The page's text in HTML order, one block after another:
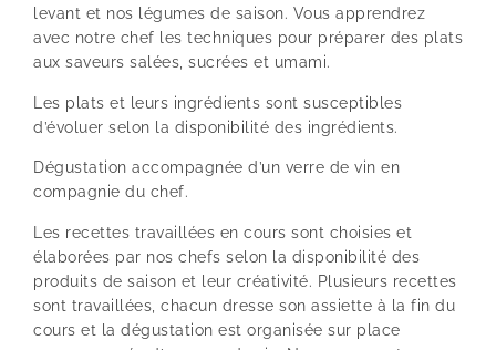
levant et nos légumes de saison. Vous apprendrez
avec notre chef les techniques pour préparer des plats
aux saveurs salées, sucrées et umami.
Les plats et leurs ingrédients sont susceptibles
d’évoluer selon la disponibilité des ingrédients.
Dégustation accompagnée d’un verre de vin en
compagnie du chef.
Les recettes travaillées en cours sont choisies et
élaborées par nos chefs selon la disponibilité des
produits de saison et leur créativité. Plusieurs recettes
sont travaillées, chacun dresse son assiette à la fin du
cours et la dégustation est organisée sur place